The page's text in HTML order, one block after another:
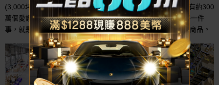
(3,000坪)的物流倉庫；每天線上線下平均售出5萬個商品，並有約300
萬個愛護我們的會員。15年來慢慢累積、逐漸成長，堅持做好一件
事，就是提供我們消費者及會員，更平實的價格並把關每一件商品。